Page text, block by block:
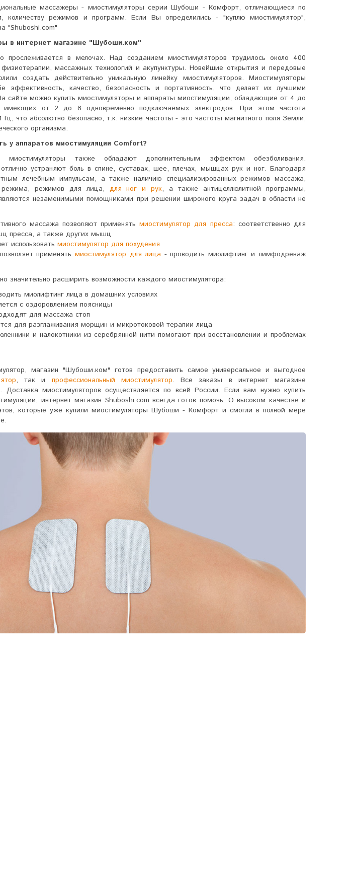
массажеры - миостимуляторы серии Шубоши - Комфорт, отличающиеся по
количеству режимов и программ. Если Вы определились - "куплю миостимулятор",
"Shuboshi.com"
в интернет магазине "Шубоши.ком"
прослеживается в мелочах. Над созданием миостимуляторов трудилось около 400
физиотерапии, массажных технологий и акупунктуры. Новейшие открытия и передовые
создать действительно уникальную линейку миостимуляторов. Миостимуляторы
качество, безопасность и портативность, что делает их лучшими
сайте можно купить миостимуляторы и аппараты миостимуляции, обладающие от 4 до
имеющих от 2 до 8 одновременно подключаемых электродов. При этом частота
Гц, что абсолютно безопасно, т.к. низкие частоты - это частоты магнитного поля Земли,
организма.
у аппаратов миостимуляции Comfort?
также обладают дополнительным эффектом обезболивания.
устраняют боль в спине, суставах, шее, плечах, мышцах рук и ног. Благодаря
лечебным импульсам, а также наличию специализированных режимов массажа,
режима, режимов для лица, для ног и рук, а также антицеллюлитной программы,
незаменимыми помощниками при решении широкого круга задач в области не
массажа позволяют применятьмиостимулятор для пресса: соответственно для
пресса, а также других мышц
использовать миостимулятор для похудения
применять миостимулятор для лица - проводить миолифтинг и лимфодренаж
расширить возможности каждого миостимулятора:
миолифтинг лица в домашних условиях
с оздоровлением поясницы
для массажа стоп
для разглаживания морщин и микротоковой терапии лица
и налокотники из серебрянной нити помогают при восстановлении и проблемах
магазин "Шубоши.ком" готов предоставить самое универсальное и выгодное
, так и профессиональный миостимулятор. Все заказы в интернет магазине
миостимуляторов осуществляется по всей России.Если вам нужно купить
интернет магазин Shuboshi.com всегда готов помочь. О высоком качестве и
которые уже купили миостимуляторы Шубоши - Комфорт и смогли в полной мере